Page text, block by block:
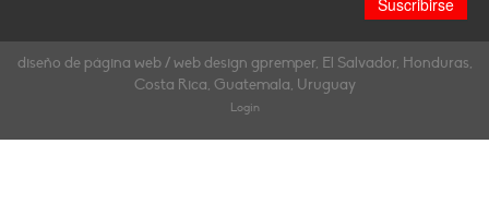
diseño de página web / web design gpremper, El Salvador, Honduras,
Costa Rica, Guatemala, Uruguay
Login